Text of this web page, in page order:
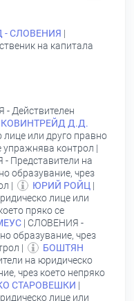
- СЛОВЕНИЯ |
на капитала
Действителен
КОВИНТРЕЙД Д.Д.
или друго правно
упражнява контрол |
Представители на
образувание, чрез
|
ЮРИЙ РОЙЦ |
лице или
пряко се
| СЛОВЕНИЯ -
образувание, чрез
|
БОШТЯН
на юридическо
чрез което непряко
СТАРОВЕШКИ |
лице или